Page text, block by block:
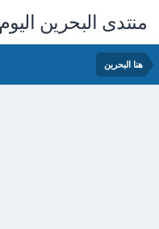
منتدى البحرين اليوم
هنا البحرين